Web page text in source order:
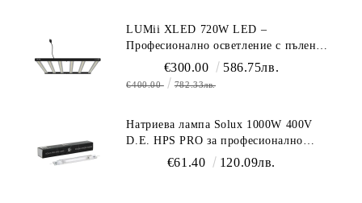
LUMii XLED 720W LED –
Професионално осветление с пълен
спектър (1700 µmol/s)
€300.00 586.75лв.
€400.00 782.33лв.
Натриева лампа Solux 1000W 400V
D.E. HPS PRO за професионално
осветление€61.40 120.09лв.